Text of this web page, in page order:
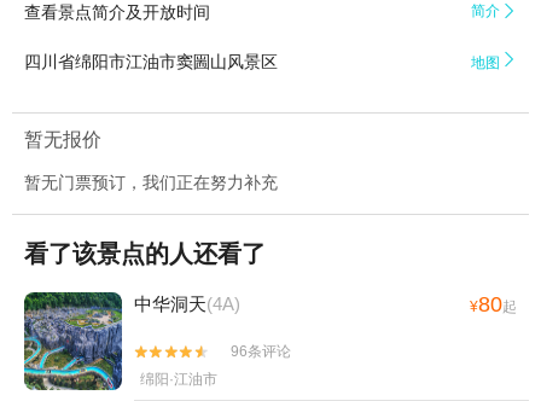
查看景点简介及开放时间 简介 
四川省绵阳市江油市窦圌山风景区 地图 
暂无报价
暂无门票预订，我们正在努力补充
看了该景点的人还看了
中华洞天(4A) ¥80起


96条评论
绵阳·江油市